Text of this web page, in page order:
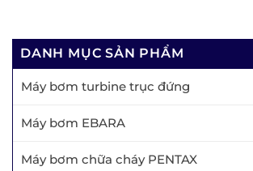
DANH MỤC SẢN PHẨM
Máy bơm turbine trục đứng
Máy bơm EBARA
Máy bơm chữa cháy PENTAX